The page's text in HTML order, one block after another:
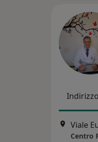
Indirizzo
Viale
Centro